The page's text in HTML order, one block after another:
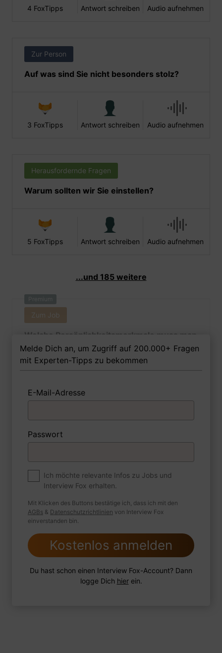
4 FoxTipps Antwort schreiben Audio aufnehmen
Zur Person
Auf was sind Sie nicht besonders stolz?
3 FoxTipps Antwort schreiben Audio aufnehmen
Herausfordernde Fragen
Warum sollten wir Sie einstellen?
5 FoxTipps Antwort schreiben Audio aufnehmen
...und 185 weitere
Premium
Zum Job
Welche Persönlichkeitsmerkmale muss man
als Beamtin in der Steuerverwaltung Ihrer
Meinung nach besitzen, um in dem Job
erfolgreich zu sein?
1 FoxTipp Antwort schreiben Audio aufnehmen
Wie sind Sie mit einer Situation
umgegangen, in der Sie einen
leistungsschwachen Mitarbeiter hatten?
Melde Dich an, um Zugriff auf 200.000+ Fragen
mit Experten-Tipps zu bekommen
E-Mail-Adresse
Passwort
Ich möchte relevante Infos zu Jobs und
Interview Fox erhalten.
Mit Klicken des Buttons bestätige ich, dass ich mit den
AGBs & Datenschutzrichtlinien von Interview Fox
einverstanden bin.
Kostenlos anmelden
Du hast schon einen Interview Fox-Account? Dann
logge Dich hierein.